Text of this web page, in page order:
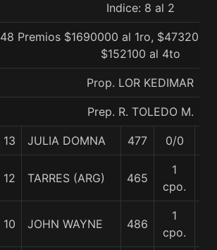
Indice: 8 al 2
Premios $1690000 al 1ro, $473200
$152100 al 4to
Prop. LOR KEDIMAR
Prep. R. TOLEDO M.
13 JULIA DOMNA 477 0/0
12 TARRES (ARG) 465
1
cpo.
10 JOHN WAYNE 486
1
cpo.